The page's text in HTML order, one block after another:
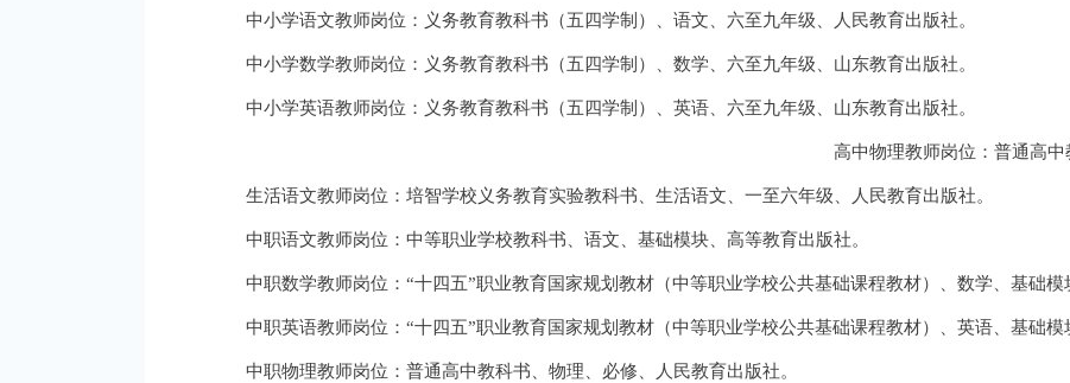
中小学语文教师岗位：义务教育教科书（五四学制）、语文、六至九年级、人民教育出版社。
中小学数学教师岗位：义务教育教科书（五四学制）、数学、六至九年级、山东教育出版社。
中小学英语教师岗位：义务教育教科书（五四学制）、英语、六至九年级、山东教育出版社。
高中物理教师岗位：普通高中
生活语文教师岗位：培智学校义务教育实验教科书、生活语文、一至六年级、人民教育出版社。
中职语文教师岗位：中等职业学校教科书、语文、基础模块、高等教育出版社。
中职数学教师岗位：“十四五”职业教育国家规划教材（中等职业学校公共基础课程教材）、数学、基础模
中职英语教师岗位：“十四五”职业教育国家规划教材（中等职业学校公共基础课程教材）、英语、基础模
中职物理教师岗位：普通高中教科书、物理、必修、人民教育出版社。